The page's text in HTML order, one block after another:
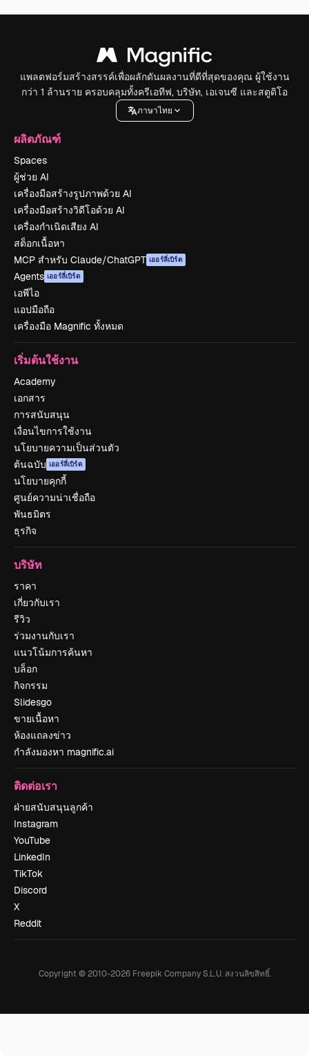
แพลตฟอร์มสร้างสรรค์เพื่อผลักดันผลงานที่ดีที่สุดของคุณ ผู้ใช้งาน
กว่า 1 ล้านราย ครอบคลุมทั้งครีเอทีฟ, บริษัท, เอเจนซี และสตูดิโอ
ภาษาไทย
ผลิตภัณฑ์
Spaces
ผู้ช่วย AI
เครื่องมือสร้างรูปภาพด้วย AI
เครื่องมือสร้างวิดีโอด้วย AI
เครื่องกำเนิดเสียง AI
สต็อกเนื้อหา
MCP สำหรับ Claude/ChatGPT เออร์ลี่เบิร์ด
Agents เออร์ลี่เบิร์ด
เอพีไอ
แอปมือถือ
เครื่องมือ Magnific ทั้งหมด
เริ่มต้นใช้งาน
Academy
เอกสาร
การสนับสนุน
เงื่อนไขการใช้งาน
นโยบายความเป็นส่วนตัว
ต้นฉบับ เออร์ลี่เบิร์ด
นโยบายคุกกี้
ศูนย์ความน่าเชื่อถือ
พันธมิตร
ธุรกิจ
บริษัท
ราคา
เกี่ยวกับเรา
รีวิว
ร่วมงานกับเรา
แนวโน้มการค้นหา
บล็อก
กิจกรรม
Slidesgo
ขายเนื้อหา
ห้องแถลงข่าว
กำลังมองหา magnific.ai
ติดต่อเรา
ฝ่ายสนับสนุนลูกค้า
Instagram
YouTube
LinkedIn
TikTok
Discord
X
Reddit
Copyright © 2010-2026Freepik Company S.L.U. สงวนลิขสิทธิ์.